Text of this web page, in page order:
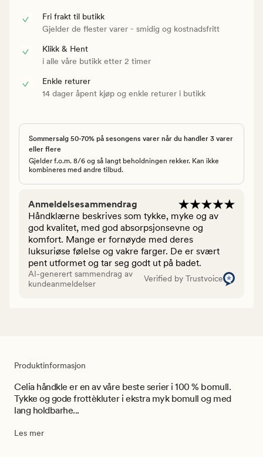
Fri frakt til butikk
Gjelder de flester varer - smidig og kostnadsfritt
Klikk & Hent
i alle våre butikk etter 2 timer
Enkle returer
14 dager åpent kjøp og enkle returer i butikk
Sommersalg 50-70% på sesongens varer når du handler 3 varer
eller flere
Gjelder f.o.m. 8/6 og så langt beholdningen rekker. Kan ikke
kombineres med andre tilbud.
Anmeldelsesammendrag
Håndklærne beskrives som tykke, myke og av
god kvalitet, med god absorpsjonsevne og
komfort. Mange er fornøyde med deres
luksuriøse følelse og vakre farger. De er svært
pent utformet og tar seg godt ut på badet.
AI-generert sammendrag av
kundeanmeldelser
Verified by Trustvoice
Produktinformasjon
Celia håndkle er en av våre beste serier i 100 % bomull.
Tykke og gode frottèkluter i ekstra myk bomull og med
lang holdbarhe...
Les mer